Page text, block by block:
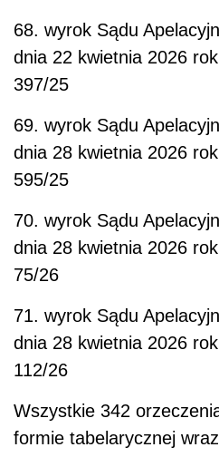
68. wyrok Sądu
dnia 22 kwietnia 2026
397/25
69. wyrok Sądu
dnia 28 kwietnia 2026
595/25
70. wyrok Sądu
dnia 28 kwietnia 2026
75/26
71. wyrok Sądu
dnia 28 kwietnia 2026
112/26
Wszystkie 342
formie tabelarycznej